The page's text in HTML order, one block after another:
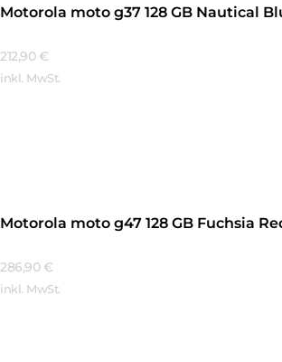
Motorola moto g37 128 GB Nautical
212,90 €
inkl. MwSt.
Motorola moto g47 128 GB Fuchsia
286,90 €
inkl. MwSt.